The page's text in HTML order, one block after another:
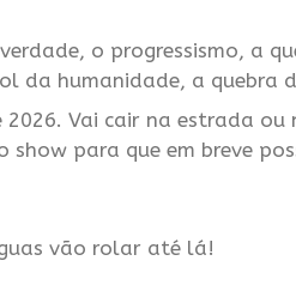
o progressismo, a
da humanidade, a quebra
Vai cair na estrada ou
show para que em breve
vão rolar até lá!